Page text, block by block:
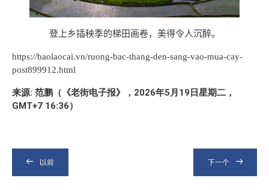
登上乡插秧季的梯田画卷，美得令人沉醉。
https://baolaocai.vn/ruong-bac-thang-den-sang-vao-mua-cay-
post899912.html
来源: 范鹏（《老街电子报》，2026年5月19日星期二，
GMT+7 16:36）
以前 下一个